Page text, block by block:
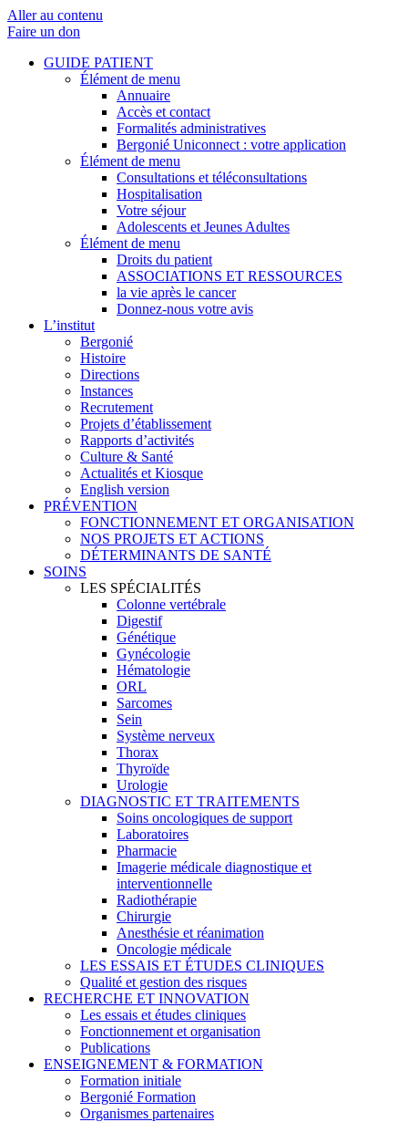
Aller au contenu
Faire un don
GUIDE PATIENT
Élément de menu
Annuaire
Accès et contact
Formalités administratives
Bergonié Uniconnect : votre application
Élément de menu
Consultations et téléconsultations
Hospitalisation
Votre séjour
Adolescents et Jeunes Adultes
Élément de menu
Droits du patient
ASSOCIATIONS ET RESSOURCES
la vie après le cancer
Donnez-nous votre avis
L’institut
Bergonié
Histoire
Directions
Instances
Recrutement
Projets d’établissement
Rapports d’activités
Culture & Santé
Actualités et Kiosque
English version
PRÉVENTION
FONCTIONNEMENT ET ORGANISATION
NOS PROJETS ET ACTIONS
DÉTERMINANTS DE SANTÉ
SOINS
LES SPÉCIALITÉS
Colonne vertébrale
Digestif
Génétique
Gynécologie
Hématologie
ORL
Sarcomes
Sein
Système nerveux
Thorax
Thyroïde
Urologie
DIAGNOSTIC ET TRAITEMENTS
Soins oncologiques de support
Laboratoires
Pharmacie
Imagerie médicale diagnostique et
interventionnelle
Radiothérapie
Chirurgie
Anesthésie et réanimation
Oncologie médicale
LES ESSAIS ET ÉTUDES CLINIQUES
Qualité et gestion des risques
RECHERCHE ET INNOVATION
Les essais et études cliniques
Fonctionnement et organisation
Publications
ENSEIGNEMENT & FORMATION
Formation initiale
Bergonié Formation
Organismes partenaires